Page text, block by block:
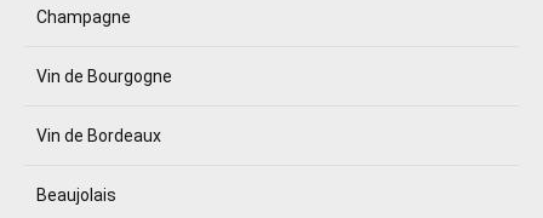
Champagne
Vin de Bourgogne
Vin de Bordeaux
Beaujolais